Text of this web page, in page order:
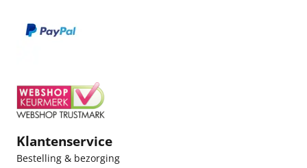
Klantenservice
Bestelling & bezorging